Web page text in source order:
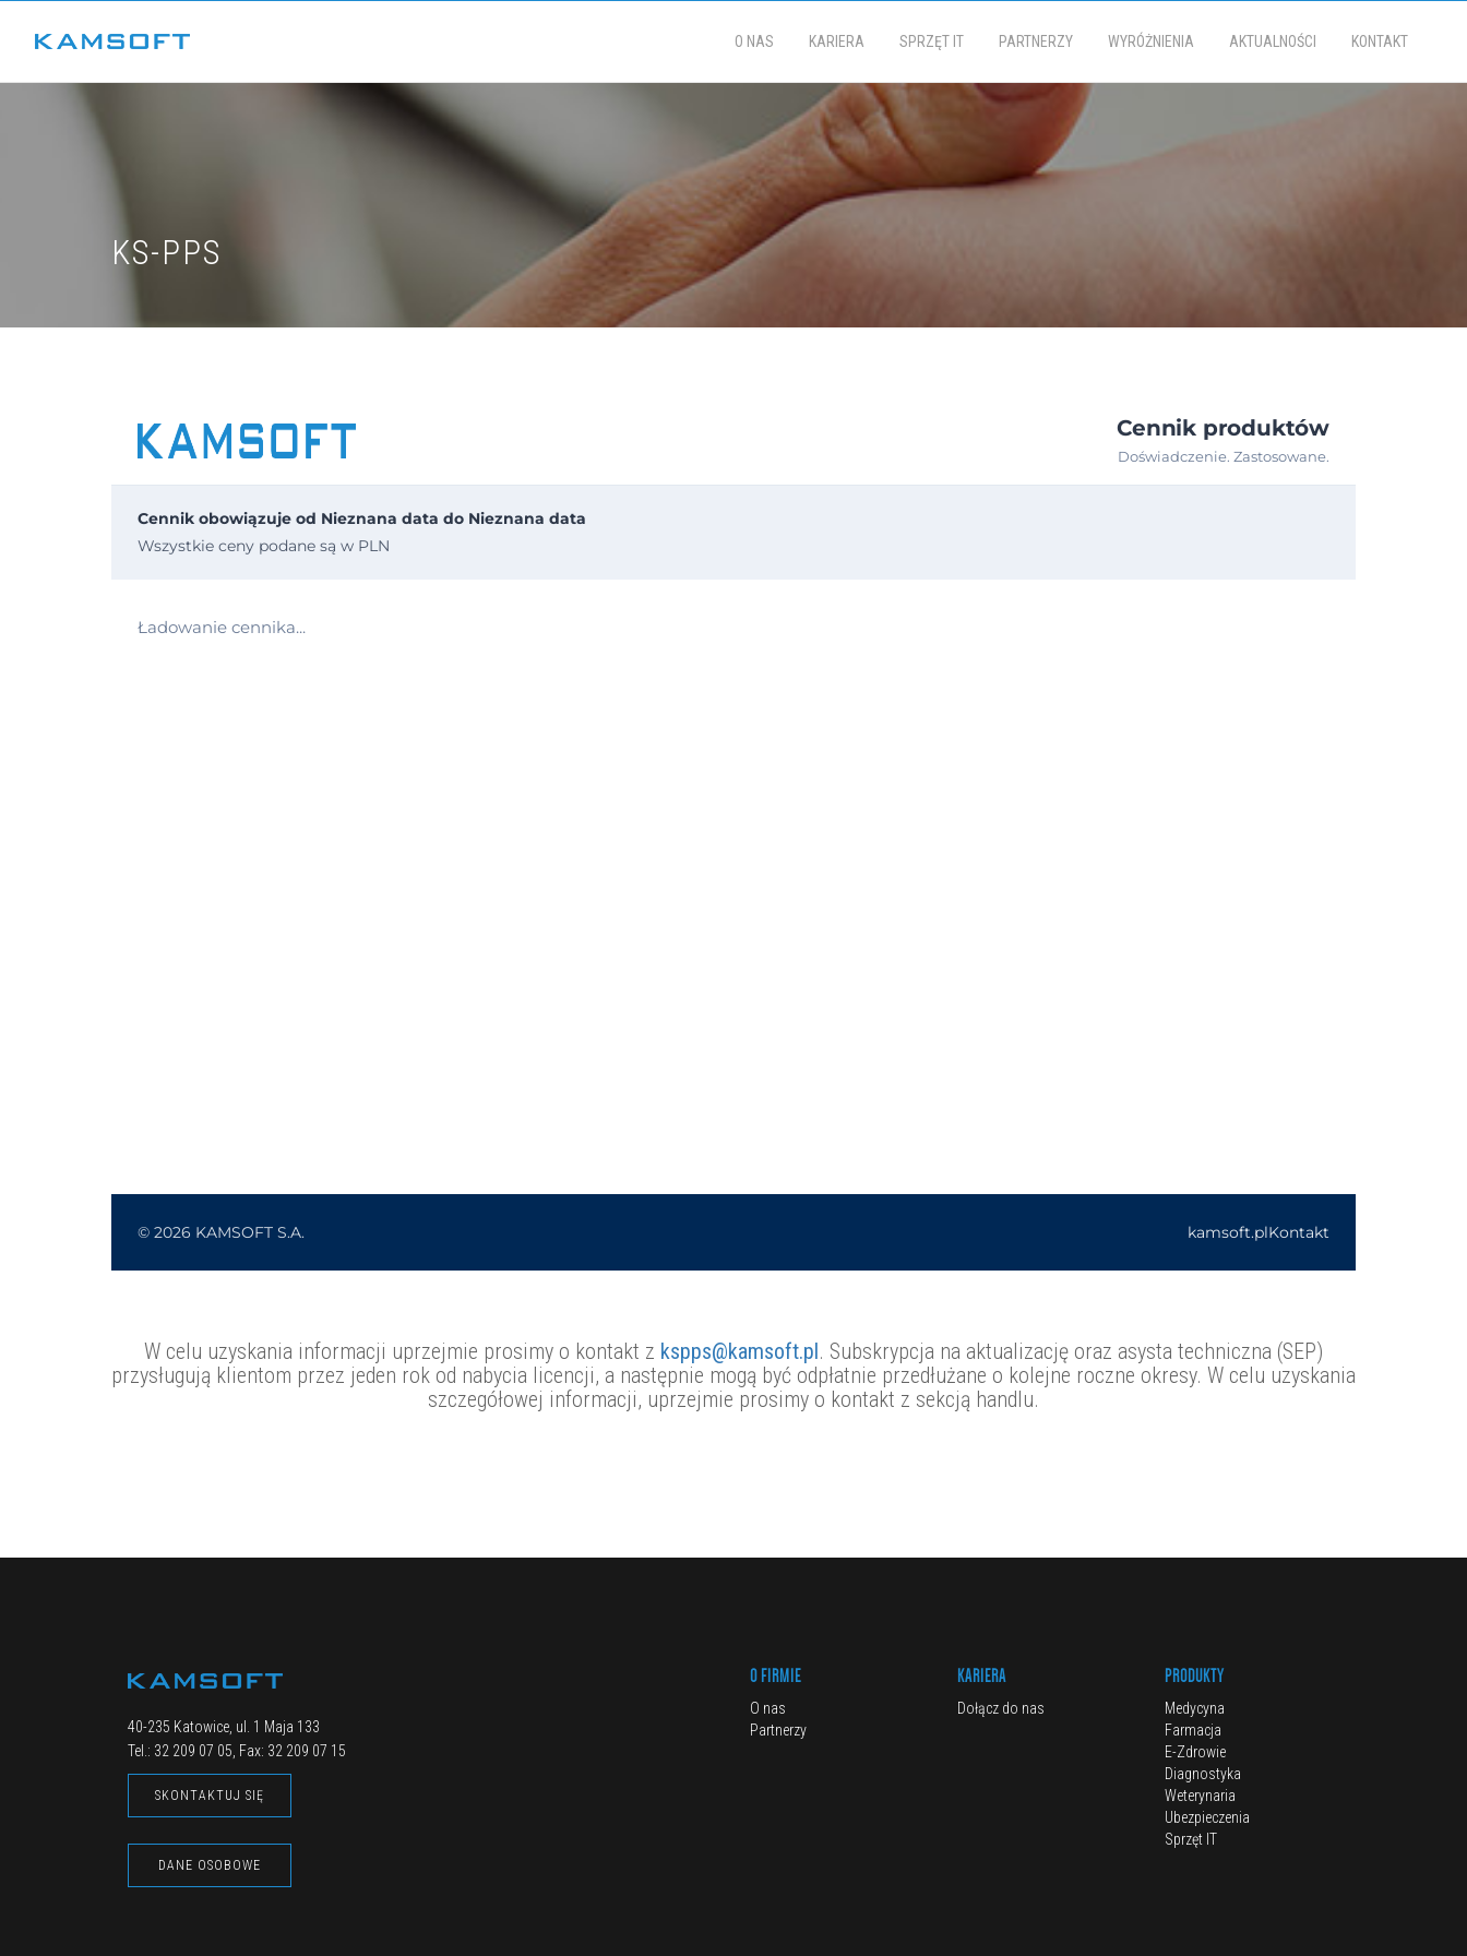
O NAS KARIERA SPRZĘT IT PARTNERZY WYRÓŻNIENIA AKTUALNOŚCI KONTAKT
KS-PPS
W celu uzyskania informacji uprzejmie prosimy o kontakt z kspps@kamsoft.pl. Subskrypcja na aktualizację oraz asysta techniczna (SEP)
przysługują klientom przez jeden rok od nabycia licencji, a następnie mogą być odpłatnie przedłużane o kolejne roczne okresy. W celu uzyskania
szczegółowej informacji, uprzejmie prosimy o kontakt z sekcją handlu.
40-235 Katowice, ul. 1 Maja 133
Tel.: 32 209 07 05, Fax: 32 209 07 15
SKONTAKTUJ SIĘ
DANE OSOBOWE
O FIRMIE
O nas
Partnerzy
KARIERA
Dołącz do nas
PRODUKTY
Medycyna
Farmacja
E-Zdrowie
Diagnostyka
Weterynaria
Ubezpieczenia
Sprzęt IT